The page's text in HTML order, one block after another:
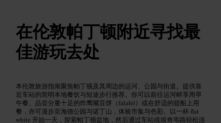
在伦敦帕丁顿附近寻找最
佳游玩去处
本伦敦旅游指南聚焦帕丁顿及其周边的运河、公园与街道。提供靠
近车站的简明本地餐饮与短途步行推荐。你可以前往运河畔享用早
午餐、品尝分量十足的炸鹰嘴豆饼（falafel）或在舒适的驳船上用
餐，亦可漫步至海德公园与诺丁山，体验市集与色彩。以一杯 flat
white 开始一天，探索帕丁顿盆地，然后通过车站或埃奇韦路轻松连